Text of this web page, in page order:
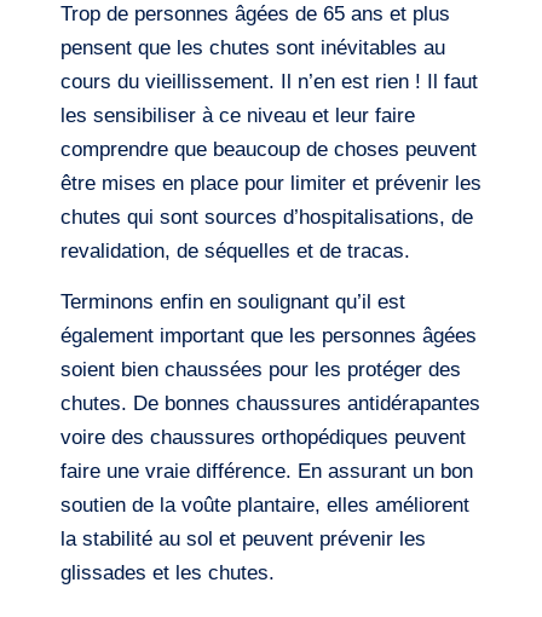
Trop de personnes âgées de 65 ans et plus
pensent que les chutes sont inévitables au
cours du vieillissement. Il n’en est rien ! Il faut
les sensibiliser à ce niveau et leur faire
comprendre que beaucoup de choses peuvent
être mises en place pour limiter et prévenir les
chutes qui sont sources d’hospitalisations, de
revalidation, de séquelles et de tracas.
Terminons enfin en soulignant qu’il est
également important que les personnes âgées
soient bien chaussées pour les protéger des
chutes. De bonnes chaussures antidérapantes
voire des chaussures orthopédiques peuvent
faire une vraie différence. En assurant un bon
soutien de la voûte plantaire, elles améliorent
la stabilité au sol et peuvent prévenir les
glissades et les chutes.